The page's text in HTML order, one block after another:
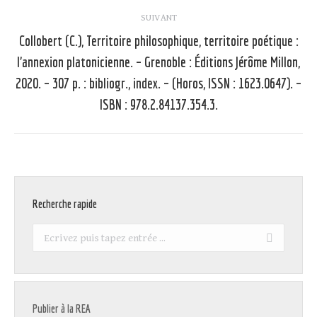
SUIVANT
Article
suivant
:
Collobert (C.), Territoire philosophique, territoire poétique :
l’annexion platonicienne. – Grenoble : Éditions Jérôme Millon,
2020. – 307 p. : bibliogr., index. – (Horos, ISSN : 1623.0647). –
ISBN : 978.2.84137.354.3.
Recherche rapide
Recherche
Publier à la REA